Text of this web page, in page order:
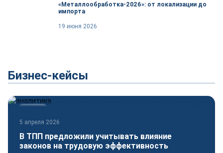
«Металлообработка-2026»: от локализации до
импорта
19 июня 2026
Бизнес-кейсы
5 апреля 2026
В ТПП предложили учитывать влияние
законов на трудовую эффективность